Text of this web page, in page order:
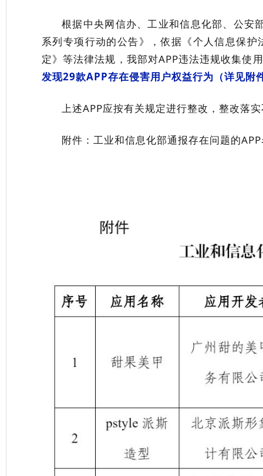
根据中央网信办、工业和信息化部、公安
系列专项行动的公告》
，依据《个人信息保护
定》等法律法规，我部对APP违法违规收集使
发现29款APP存在侵害用户权益行为（详见附
上述APP应按有关规定进行整改，整改落
附件：工业和信息化部通报存在问题的APP